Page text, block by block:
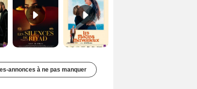
annonces à ne pas manquer